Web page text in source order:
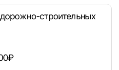
строительных